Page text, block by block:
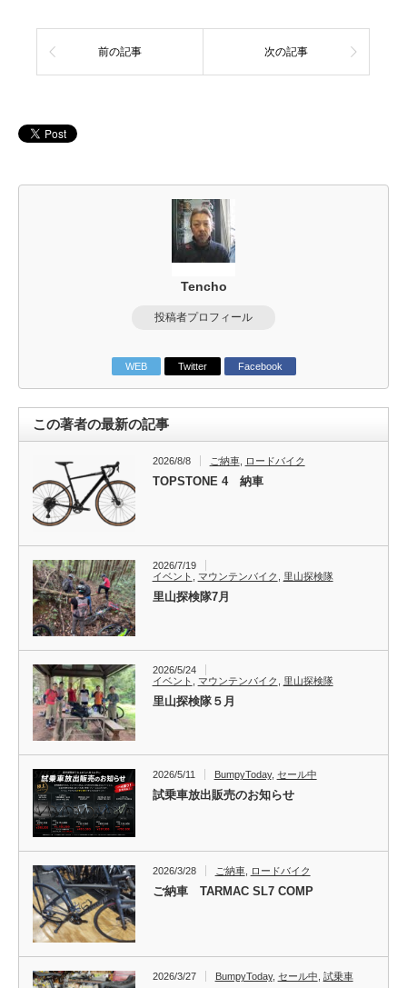
前の記事 次の記事
Tencho
投稿者プロフィール
WEB Twitter Facebook
この著者の最新の記事
2026/8/8 ご納車, ロードバイク
TOPSTONE 4 納車
2026/7/19
イベント
マウンテンバイク 里山探検隊
里山探検隊7月
2026/5/24
イベント
マウンテンバイク 里山探検隊
里山探検隊５月
2026/5/11 BumpyToday, セール中
試乗車放出販売のお知らせ
2026/3/28 ご納車, ロードバイク
ご納車 TARMAC SL7 COMP
2026/3/27 BumpyToday, セール中 試乗車